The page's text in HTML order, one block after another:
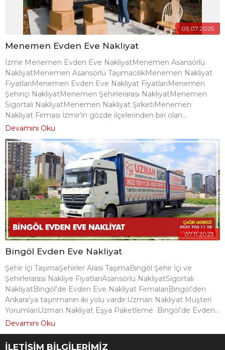
05.07.2025
Menemen Evden Eve Nakliyat
İzmir Menemen Evden Eve NakliyatMenemen Asansörlü
NakliyatMenemen Asansörlü TaşımacılıkMenemen Nakliyat
FiyatlarıMenemen Evden Eve Nakliyat FiyatlarıMenemen
Şehiriçi NakliyatMenemen Şehirlerarası NakliyatMenemen
Sigortalı NakliyatMenemen Nakliyat ŞirketiMenemen
Nakliyat Firması İzmir’in gözde ilçelerinden biri olan...
Devamını Oku
07.11.2023
Bingöl Evden Eve Nakliyat
Şehir İçi TaşımaŞehirler Arası TaşımaBingöl Şehir İçi ve
Şehirlerarası Nakliye FiyatlarıAsansörlü NakliyatSigortalı
NakliyatBingöl’de Evden Eve Nakliyat FirmalarıBingöl’den
Ankara’ya taşınmanın iki yolu vardır:Uzman Nakliyat Müşteri
YorumlarıUzman Nakliyat Eşya Paketleme Bingöl’de Evden...
Devamını Oku
İLETİŞİM BİLGİLERİMİZ